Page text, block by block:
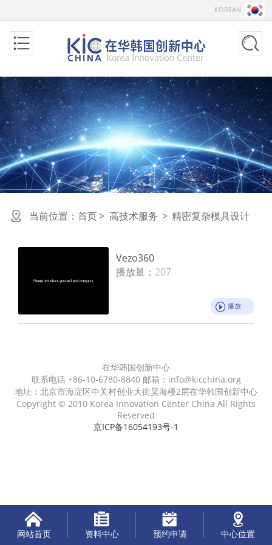
KOREAN
当前位置： 首页> 高技术服务 > 精密复杂模具设计
Vezo360
播放量： 207
播放
在华韩国创新中心
联系电话 +86-10-6780-8840 邮箱：info@kicchina.org
地址：北京市海淀区中关村创业大街昊海楼2层在华韩国创新中心
Copyright © 2010 Korea Innovation Center China All Rights
Reserved
京ICP备16054193号-1
网站首页 资料中心 预约申请 中心位置